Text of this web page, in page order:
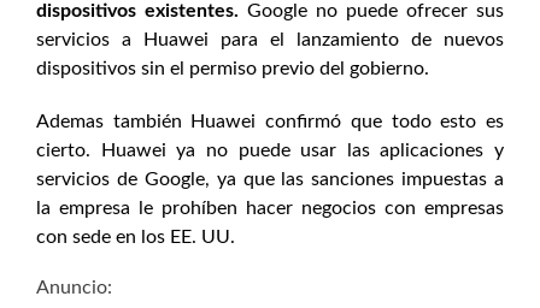
dispositivos existentes. Google no puede ofrecer sus
servicios a Huawei para el lanzamiento de nuevos
dispositivos sin el permiso previo del gobierno.
Ademas también Huawei confirmó que todo esto es
cierto. Huawei ya no puede usar las aplicaciones y
servicios de Google, ya que las sanciones impuestas a
la empresa le prohíben hacer negocios con empresas
con sede en los EE. UU.
Anuncio: